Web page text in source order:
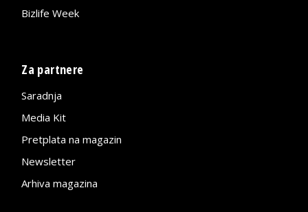
Bizlife Week
Za partnere
Saradnja
Media Kit
Pretplata na magazin
Newsletter
Arhiva magazina